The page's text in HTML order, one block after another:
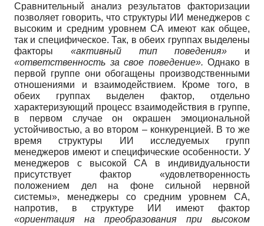
Сравнительный анализ результатов факторизации
позволяет говорить, что структуры ИИ менеджеров с
высоким и средним уровнем СА имеют как общее,
так и специфическое. Так, в обеих группах выделены
факторы «активный тип поведения» и
«ответственность за свое поведение». Однако в
первой группе они обогащены производственными
отношениями и взаимодействием. Кроме того, в
обеих группах выделен фактор, отдельно
характеризующий процесс взаимодействия в группе,
в первом случае он окрашен эмоциональной
устойчивостью, а во втором – конкуренцией. В то же
время структуры ИИ исследуемых групп
менеджеров имеют и специфические особенности. У
менеджеров с высокой СА в индивидуальности
присутствует фактор «удовлетворенность
положением дел на фоне сильной нервной
системы», менеджеры со средним уровнем СА,
напротив, в структуре ИИ имеют фактор
«ориентация на преобразования при высоком